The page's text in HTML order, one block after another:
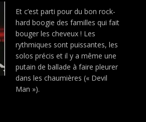
Et c’est parti pour du bon rock-
hard boogie des familles qui fait
bouger les cheveux ! Les
rythmiques sont puissantes, les
solos précis et il y a même une
putain de ballade à faire pleurer
dans les chaumières (« Devil
Man »).